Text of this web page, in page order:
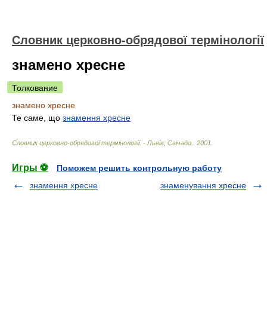
Словник церковно-обрядової термінології
знамено хресне
Толкование
знамено хресне
Те саме, що знамення хресне
Словник церковно-обрядової термінології. - Львів; Свічадо. 2001
Игры ⚽
Поможем решить контрольную работу
знамення хресне
знаменування хресне